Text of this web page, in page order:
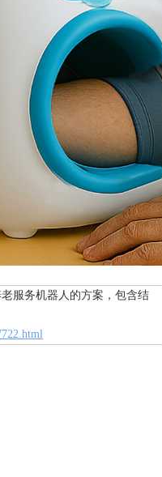
服务机器人的方案，包含结